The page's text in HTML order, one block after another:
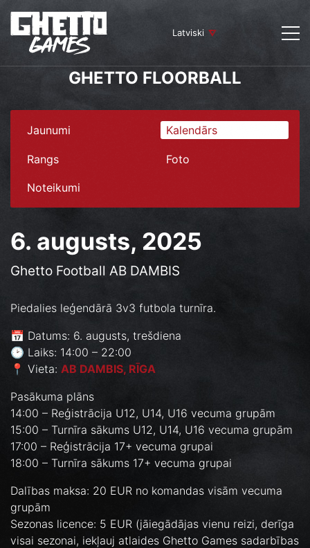
Latviski
GHETTO FLOORBALL
Jaunumi Kalendārs
Rangs Foto
Noteikumi
6. augusts, 2025
Ghetto Football AB DAMBIS
Piedalies leģendārā 3v3 futbola turnīra.
📅 Datums: 6. augusts, trešdiena
🕑 Laiks: 14:00 – 22:00
📍 Vieta: AB DAMBIS, RĪGA
Pasākuma plāns
14:00 – Reģistrācija U12, U14, U16 vecuma grupām
15:00 – Turnīra sākums U12, U14, U16 vecuma grupām
17:00 – Reģistrācija 17+ vecuma grupai
18:00 – Turnīra sākums 17+ vecuma grupai
Dalības maksa: 20 EUR no komandas visām vecuma
grupām
Sezonas licence: 5 EUR (jāiegādājas vienu reizi, derīga
visai sezonai, iekļauj atlaides Ghetto Games sadarbības